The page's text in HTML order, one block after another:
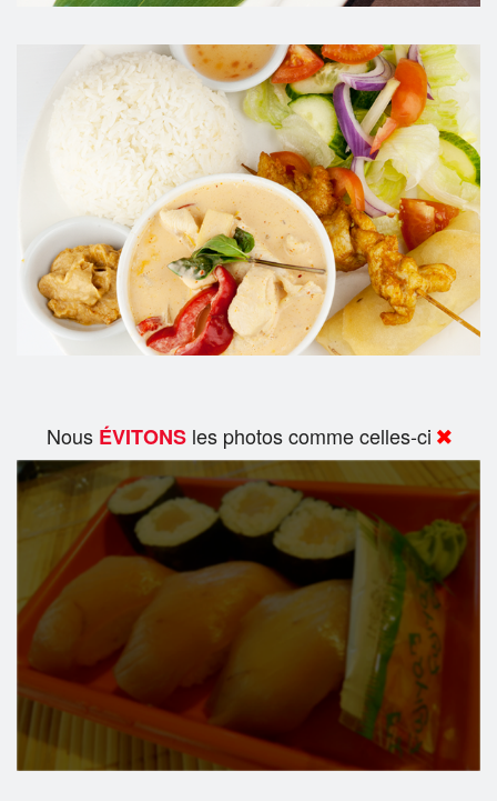
Nous ÉVITONSles photos comme celles-ci